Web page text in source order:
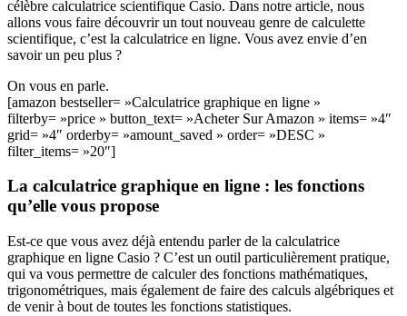
célèbre calculatrice scientifique Casio. Dans notre article, nous
allons vous faire découvrir un tout nouveau genre de calculette
scientifique, c’est la calculatrice en ligne. Vous avez envie d’en
savoir un peu plus ?
On vous en parle.
[amazon bestseller= »Calculatrice graphique en ligne »
filterby= »price » button_text= »Acheter Sur Amazon » items= »4″
grid= »4″ orderby= »amount_saved » order= »DESC »
filter_items= »20″]
La calculatrice graphique en ligne : les fonctions
qu’elle vous propose
Est-ce que vous avez déjà entendu parler de la calculatrice
graphique en ligne Casio ? C’est un outil particulièrement pratique,
qui va vous permettre de calculer des fonctions mathématiques,
trigonométriques, mais également de faire des calculs algébriques et
de venir à bout de toutes les fonctions statistiques.